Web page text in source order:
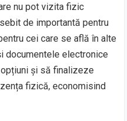
nu pot vizita fizic
de importantă pentru
cei care se află în alte
documentele electronice
și să finalizeze
fizică, economisind